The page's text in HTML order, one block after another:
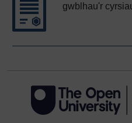
gwblhau'r